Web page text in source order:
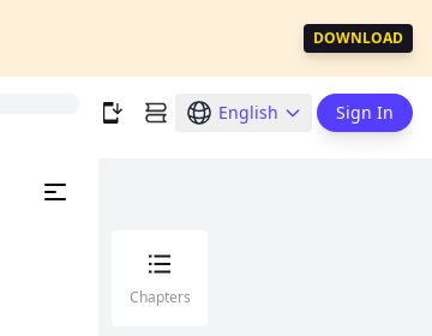
DOWNLOAD
English Sign In
Chapters